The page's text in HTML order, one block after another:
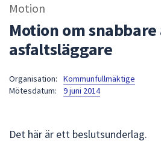
Motion
Motion om
asfaltsläggare
Organisation:
Kommunfullmäktige
Mötesdatum:
9 juni 2014
Det här är ett beslutsunderlag.